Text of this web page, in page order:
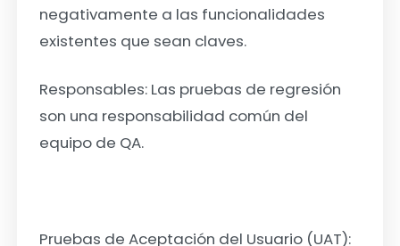
negativamente a las funcionalidades
existentes que sean claves.
Responsables: Las pruebas de regresión
son una responsabilidad común del
equipo de QA.
Pruebas de Aceptación del Usuario (UAT):